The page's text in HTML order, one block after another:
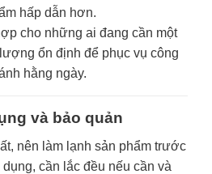
hấp dẫn hơn.
cho những ai đang cần một
ổn định để phục vụ công
hằng ngày.
và bảo quản
nên làm lạnh sản phẩm trước
cần lắc đều nếu cần và